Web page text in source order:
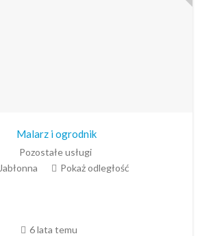
Malarz i ogrodnik
Pozostałe usługi
Jabłonna
Pokaż odległość
6 lata temu